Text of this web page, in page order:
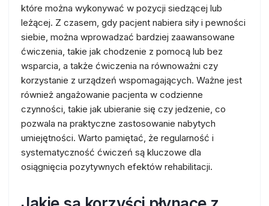
które można wykonywać w pozycji siedzącej lub
leżącej. Z czasem, gdy pacjent nabiera siły i pewności
siebie, można wprowadzać bardziej zaawansowane
ćwiczenia, takie jak chodzenie z pomocą lub bez
wsparcia, a także ćwiczenia na równoważni czy
korzystanie z urządzeń wspomagających. Ważne jest
również angażowanie pacjenta w codzienne
czynności, takie jak ubieranie się czy jedzenie, co
pozwala na praktyczne zastosowanie nabytych
umiejętności. Warto pamiętać, że regularność i
systematyczność ćwiczeń są kluczowe dla
osiągnięcia pozytywnych efektów rehabilitacji.